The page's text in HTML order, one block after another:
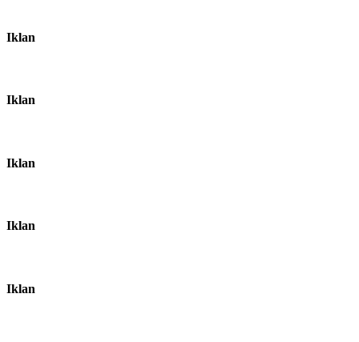
Iklan
Iklan
Iklan
Iklan
Iklan